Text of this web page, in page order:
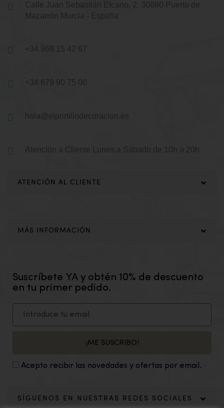
Calle Juan Sebastián Elcano, 2. 30860 Puerto de
Mazarrón
Murcia - España
+34 968 15 42 67
+34 679 90 75 00
hola@elportillodecoracion.es
Atención a Cliente Lunes a Sábado de 10h a 20h
ATENCIÓN AL CLIENTE
MÁS INFORMACIÓN
Suscríbete YA y obtén 10% de descuento
en tu primer pedido.
Acepto recibir las novedades y ofertas por email.
¡ME SUSCRIBO!
SÍGUENOS EN NUESTRAS REDES SOCIALES